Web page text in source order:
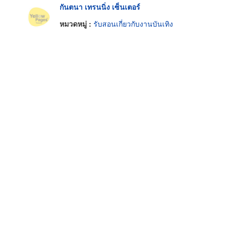
กันตนา เทรนนิ่ง เซ็นเตอร์
หมวดหมู่ : รับสอนเกี่ยวกับงานบันเทิง